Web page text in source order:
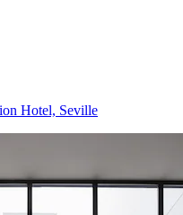
Hotel, Seville